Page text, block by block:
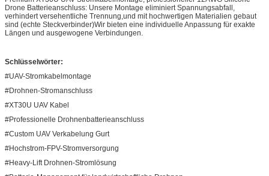
Drone Batterieanschluss: Unsere Montage eliminiert Spannungsabfall,
verhindert versehentliche Trennung,und mit hochwertigen Materialien gebaut
sind (echte Steckverbinder)Wir bieten eine individuelle Anpassung für exakte
Längen und ausgewogene Verbindungen.
Schlüsselwörter:
#UAV-Stromkabelmontage
#Drohnen-Stromanschluss
#XT30U UAV Kabel
#Professionelle Drohnenbatterieanschluss
#Custom UAV Verkabelung Gurt
#Hochstrom-FPV-Stromversorgung
#Heavy-Lift Drohnen-Stromlösung